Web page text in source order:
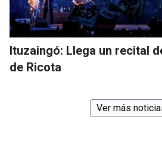
Ituzaingó: Llega un recital
de Ricota
Ver más